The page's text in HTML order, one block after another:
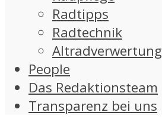
Radtipps
Radtechnik
Altradverwertung
People
Das Redaktionsteam
Transparenz bei uns